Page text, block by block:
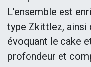
L’ensemble est
type Zkittlez, ainsi
évoquant le cake
profondeur et